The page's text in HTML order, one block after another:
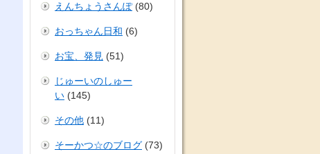
えんちょうさんぽ(80)
おっちゃん日和 (6)
お宝、発見 (51)
じゅーいのしゅー
い (145)
その他 (11)
そーかつ☆のブログ (73)